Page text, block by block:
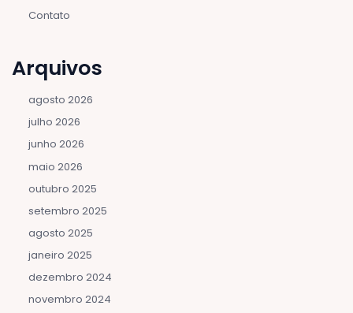
Contato
Arquivos
agosto 2026
julho 2026
junho 2026
maio 2026
outubro 2025
setembro 2025
agosto 2025
janeiro 2025
dezembro 2024
novembro 2024